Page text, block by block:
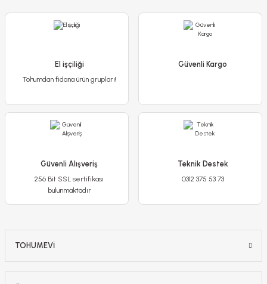
Poliwork Akasya Tekli Kolay Askı Pembe Saksı - 1,50 L
79,90 TL
El işçiliği
Tohumdan fidana ürün grupları!
Güvenli Kargo
Güvenli Alışveriş
256 Bit SSL sertifikası
bulunmaktadır
Teknik Destek
0312 375 53 73
TOHUMEVİ